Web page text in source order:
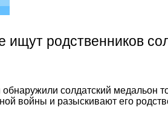
ищут родственников
обнаружили солдатский медальон
войны и разыскивают его